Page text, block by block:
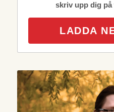
skriv upp dig på
LADDA